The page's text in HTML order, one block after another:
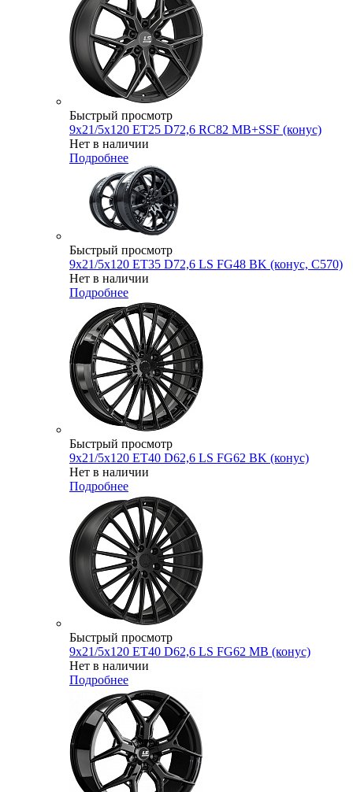
Быстрый просмотр
9x21/5x120 ET25 D72,6 RC82 MB+SSF (конус)
Нет в наличии
Подробнее
Быстрый просмотр
9x21/5x120 ET35 D72,6 LS FG48 BK (конус, C570)
Нет в наличии
Подробнее
Быстрый просмотр
9x21/5x120 ET40 D62,6 LS FG62 BK (конус)
Нет в наличии
Подробнее
Быстрый просмотр
9x21/5x120 ET40 D62,6 LS FG62 MB (конус)
Нет в наличии
Подробнее